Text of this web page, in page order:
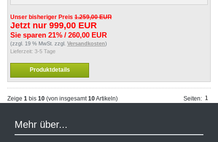
Unser bisheriger Preis 1.259,00 EUR
Jetzt nur 999,00 EUR
Sie sparen 21% / 260,00 EUR
(zzgl. 19 % MwSt. zzgl. Versandkosten)
Lieferzeit: 3-5 Tage
Produktdetails
Zeige 1 bis 10 (von insgesamt10Artikeln) Seiten:: 1
Mehr über...